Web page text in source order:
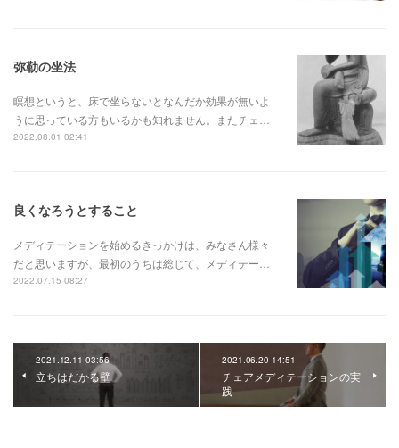
弥勒の坐法
瞑想というと、床で坐らないとなんだか効果が無いよ
うに思っている方もいるかも知れません。またチェ…
2022.08.01 02:41
良くなろうとすること
メディテーションを始めるきっかけは、みなさん様々
だと思いますが、最初のうちは総じて、メディテー…
2022.07.15 08:27
2021.12.11 03:56
立ちはだかる壁
2021.06.20 14:51
チェアメディテーションの実
践